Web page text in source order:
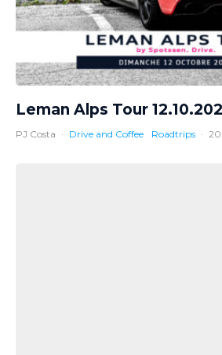
Leman Alps Tour
PJ Costa · Drive and Coffee Roadtrips · 20